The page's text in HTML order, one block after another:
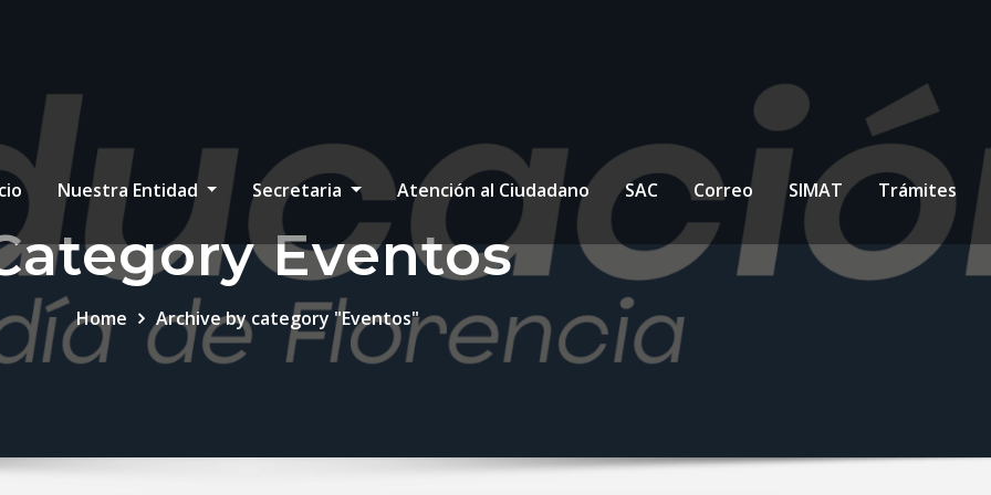
Nuestra Entidad Secretaria Atención al Ciudadano SAC Correo SIMAT Trámites
Eventos
Home Archive by category "Eventos"